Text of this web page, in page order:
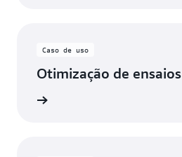
Caso de uso
Otimização de ensaios